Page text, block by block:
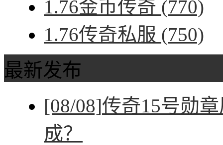
1.76金币传奇 (770)
1.76传奇私服 (750)
最新发布
[08/08]传奇15号勋
成？